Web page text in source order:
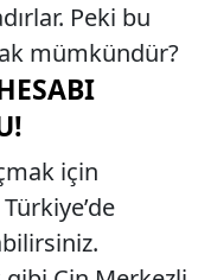
Peki bu
mümkündür?
için